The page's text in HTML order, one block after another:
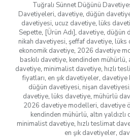
Tuğralı Sünnet Düğünü
Davetiyeleri, davetiye, düğün
davetiyesi, ucuz davetiye, lüks
Sepette, [Ürün Adı], davetiye, düğün
nikah davetiyesi, şeffaf davetiye, lüks
ekonomik davetiye, 2026 davetiye
baskılı davetiye, kendinden mühürlü,
davetiye, minimalist davetiye, hızlı
fiyatları, en şık davetiyeler, davetiye
düğün davetiyesi, nişan davetiyesi
davetiye, lüks davetiye, mühürlü
2026 davetiye modelleri, davetiye
kendinden mühürlü, altın yaldızlı
minimalist davetiye, hızlı teslimat
en şık davetiyeler,